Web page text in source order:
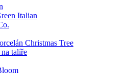
Italian
Christmas Tree
talíře